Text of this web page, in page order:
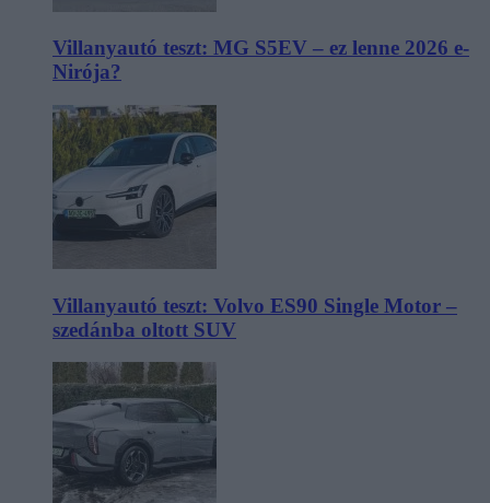
Villanyautó teszt: MG S5EV – ez lenne 2026 e-
Nirója?
Villanyautó teszt: Volvo ES90 Single Motor –
szedánba oltott SUV